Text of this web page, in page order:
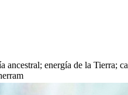
ancestral; energía de la Tierra;